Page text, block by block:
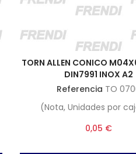
TORN ALLEN CONICO
DIN7991 INOX A2
Referencia TO
(Nota, Unidades por
0,05 €